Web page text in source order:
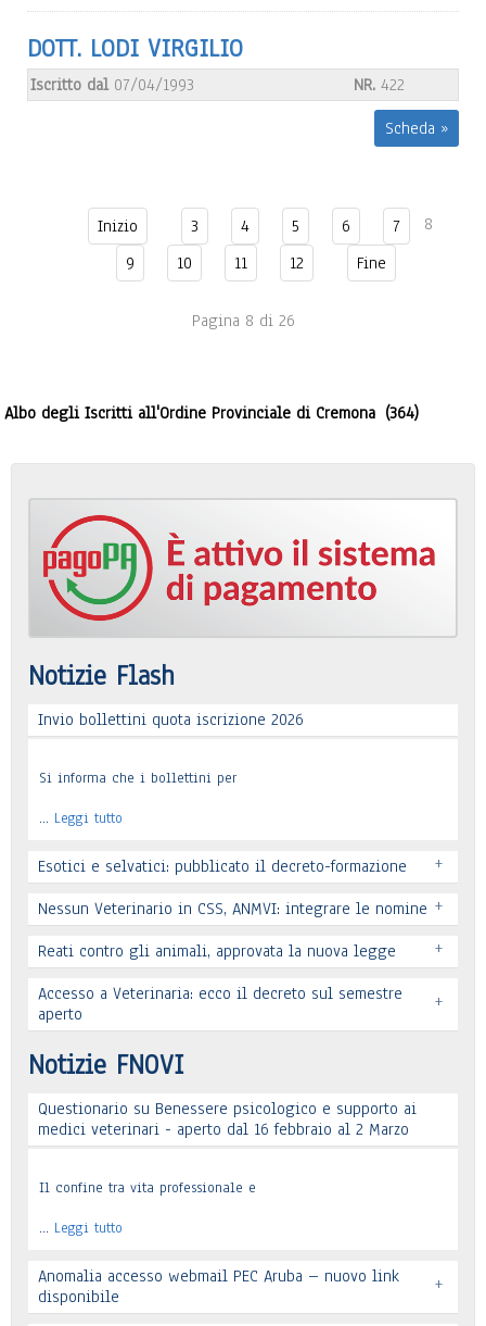
DOTT. LODI VIRGILIO
Iscritto dal 07/04/1993 NR. 422
Scheda »
Inizio 3 4 5 6 7
8
9
10 11 12 Fine
Pagina 8 di 26
Albo degli Iscritti all'Ordine Provinciale di Cremona (364)
Notizie Flash
Invio bollettini quota iscrizione 2026
Si informa che i bollettini per
… Leggi tutto
Esotici e selvatici: pubblicato il decreto-formazione +
Leggi tutto
Nessun Veterinario in CSS, ANMVI: integrare le nomine +
Leggi tutto
Reati contro gli animali, approvata la nuova legge +
Leggi tutto
Accesso a Veterinaria: ecco il decreto sul semestre
aperto
+
Leggi tutto
Notizie FNOVI
Questionario su Benessere psicologico e supporto ai
medici veterinari - aperto dal 16 febbraio al 2 Marzo
Il confine tra vita professionale e
… Leggi tutto
Anomalia accesso webmail PEC Aruba – nuovo link
disponibile
+